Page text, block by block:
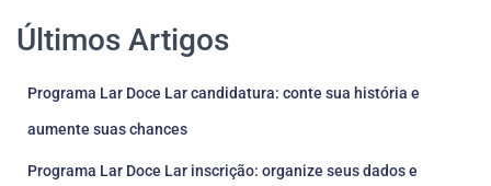
Últimos Artigos
Programa Lar Doce Lar candidatura: conte sua história e
aumente suas chances
Programa Lar Doce Lar inscrição: organize seus dados e